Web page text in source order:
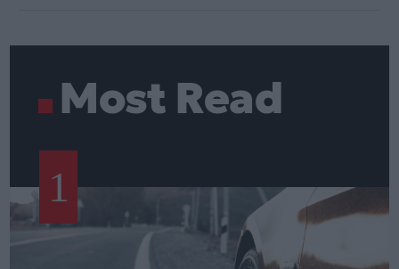
Most Read
1